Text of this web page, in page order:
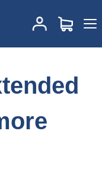
ageing gives more